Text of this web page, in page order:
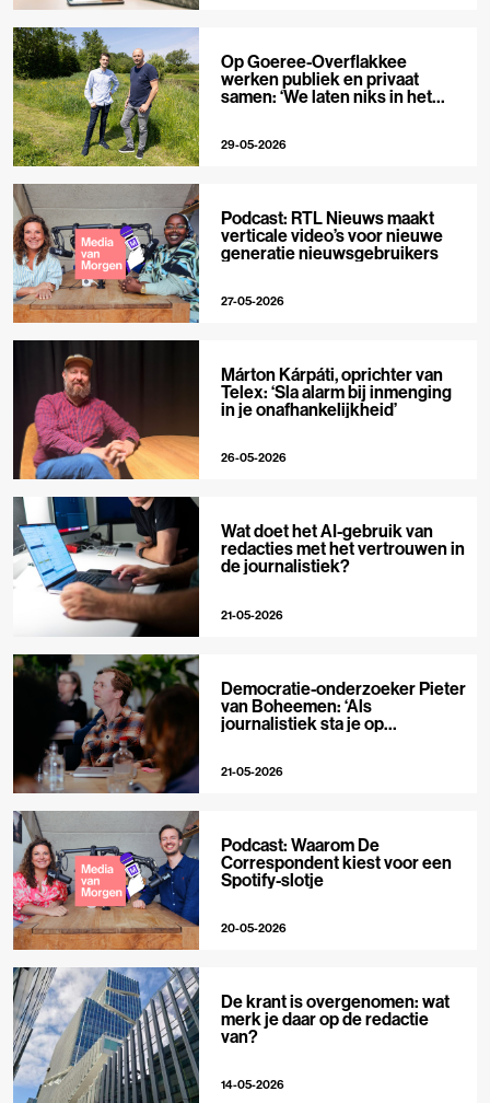
Op Goeree-Overflakkee
werken publiek en privaat
samen: ‘We laten niks in het
29-05-2026
Podcast: RTL Nieuws maakt
verticale video’s voor nieuwe
generatie nieuwsgebruikers
27-05-2026
Márton Kárpáti, oprichter van
Telex: ‘Sla alarm bij inmenging
in je onafhankelijkheid’
26-05-2026
Wat doet het AI-gebruik van
redacties met het vertrouwen in
de journalistiek?
21-05-2026
Democratie-onderzoeker Pieter
van Boheemen: ‘Als
journalistiek sta je op
21-05-2026
Podcast: Waarom De
Correspondent kiest voor een
Spotify-slotje
20-05-2026
De krant is overgenomen: wat
merk je daar op de redactie
van?
14-05-2026